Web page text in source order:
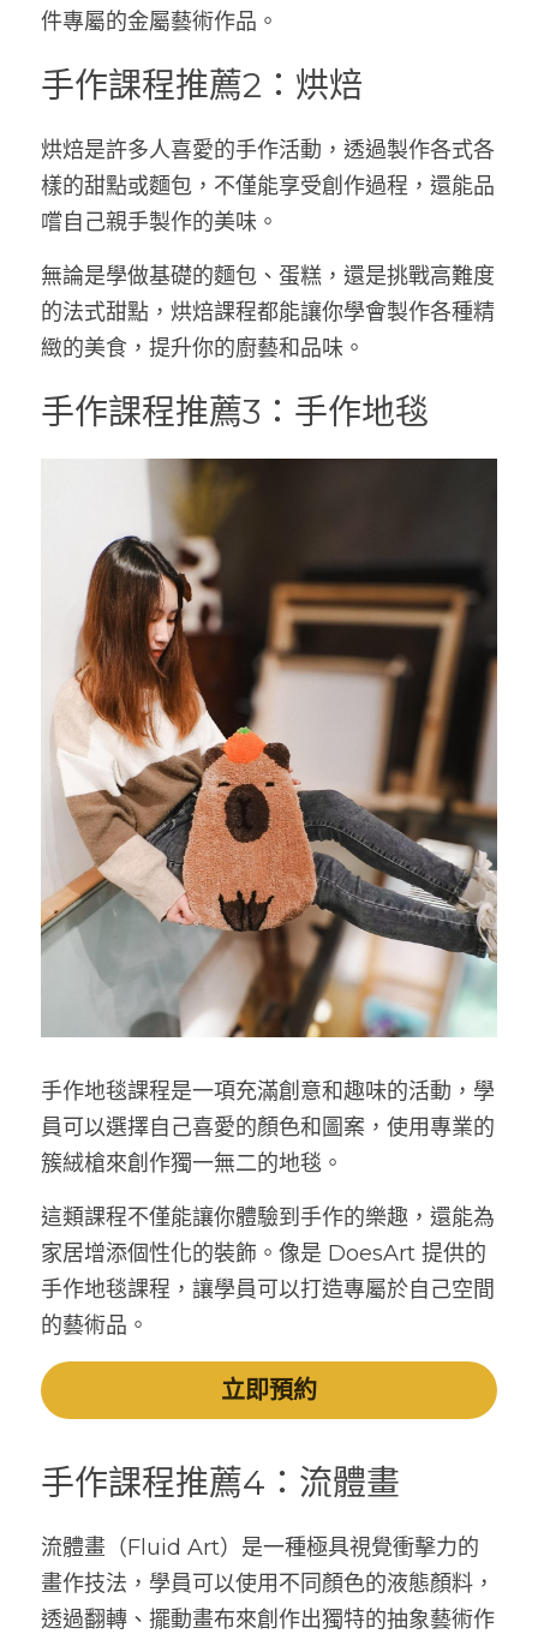
件專屬的金屬藝術作品。
手作課程推薦2：烘焙
烘焙是許多人喜愛的手作活動，透過製作各式各
樣的甜點或麵包，不僅能享受創作過程，還能品
嚐自己親手製作的美味。
無論是學做基礎的麵包、蛋糕，還是挑戰高難度
的法式甜點，烘焙課程都能讓你學會製作各種精
緻的美食，提升你的廚藝和品味。
手作課程推薦3：手作地毯
手作地毯課程是一項充滿創意和趣味的活動，學
員可以選擇自己喜愛的顏色和圖案，使用專業的
簇絨槍來創作獨一無二的地毯。
這類課程不僅能讓你體驗到手作的樂趣，還能為
家居增添個性化的裝飾。像是 DoesArt 提供的
手作地毯課程，讓學員可以打造專屬於自己空間
的藝術品。
立即預約
手作課程推薦4：流體畫
流體畫（Fluid Art）是一種極具視覺衝擊力的
畫作技法，學員可以使用不同顏色的液態顏料，
透過翻轉、擺動畫布來創作出獨特的抽象藝術作